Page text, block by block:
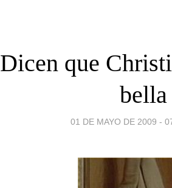
Dicen que
01 DE MAYO DE 2009 -